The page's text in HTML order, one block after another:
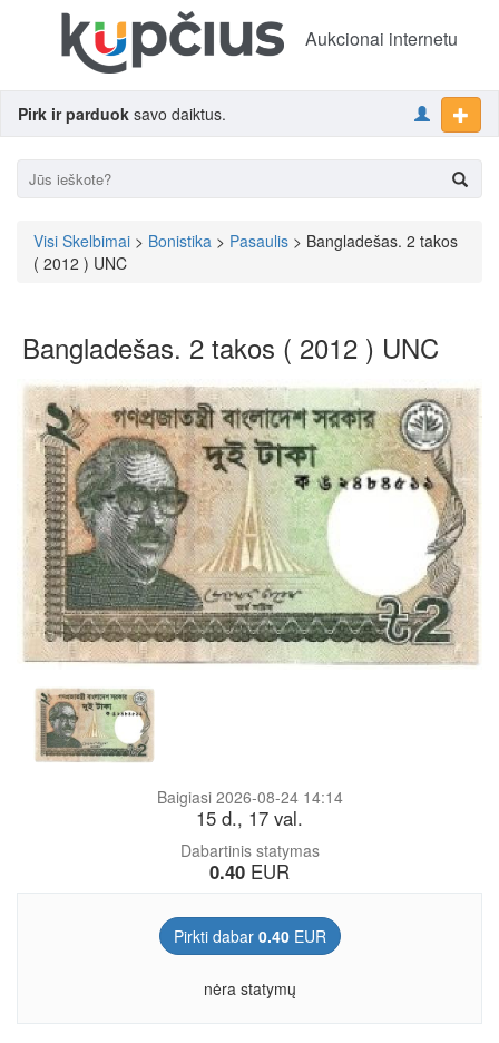
Aukcionai internetu
Pirk ir parduok savo daiktus.
Visi Skelbimai > Bonistika > Pasaulis > Bangladešas. 2 takos
( 2012 ) UNC
Bangladešas. 2 takos ( 2012 ) UNC
Dabartinis statymas
0.40 EUR
Baigiasi 2026-08-24 14:14
15 d., 17 val.
Pirkti dabar 0.40EUR
nėra statymų